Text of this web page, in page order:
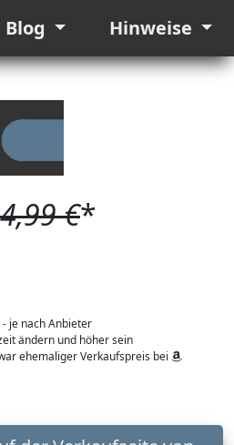
Blog Hinweise
€*
je nach Anbieter
ändern und höher sein
ehemaliger Verkaufspreis bei